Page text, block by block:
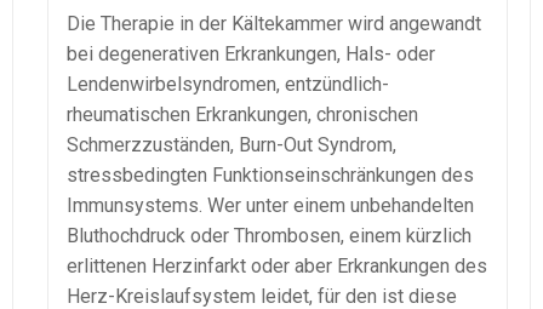
Die Therapie in der Kältekammer wird angewandt
bei degenerativen Erkrankungen, Hals- oder
Lendenwirbelsyndromen, entzündlich-
rheumatischen Erkrankungen, chronischen
Schmerzzuständen, Burn-Out Syndrom,
stressbedingten Funktionseinschränkungen des
Immunsystems. Wer unter einem unbehandelten
Bluthochdruck oder Thrombosen, einem kürzlich
erlittenen Herzinfarkt oder aber Erkrankungen des
Herz-Kreislaufsystem leidet, für den ist diese